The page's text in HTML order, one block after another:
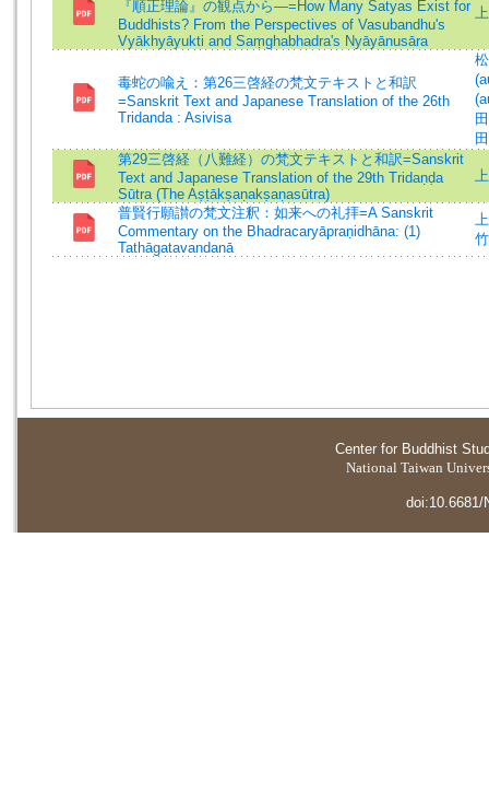
『順正理論』の観点から―=How Many Satyas Exist for
Buddhists? From the Perspectives of Vasubandhu's
Vyākhyāyukti and Saṃghabhadra's Nyāyānusāra
毒蛇の喩え：第26三啓経の梵文テキストと和訳
=Sanskrit Text and Japanese Translation of the 26th
Tridanda : Asivisa
第29三啓経（八難経）の梵文テキストと和訳=Sanskrit
Text and Japanese Translation of the 29th Tridaṇḍa
Sūtra (The Aṣṭākṣaṇakṣaṇasūtra)
普賢行願讃の梵文注釈：如来への礼拝=A Sanskrit
Commentary on the Bhadracaryāpraṇidhāna: (1)
Tathāgatavandanā
Center for Buddhist
National Taiwan
doi:10.6681/